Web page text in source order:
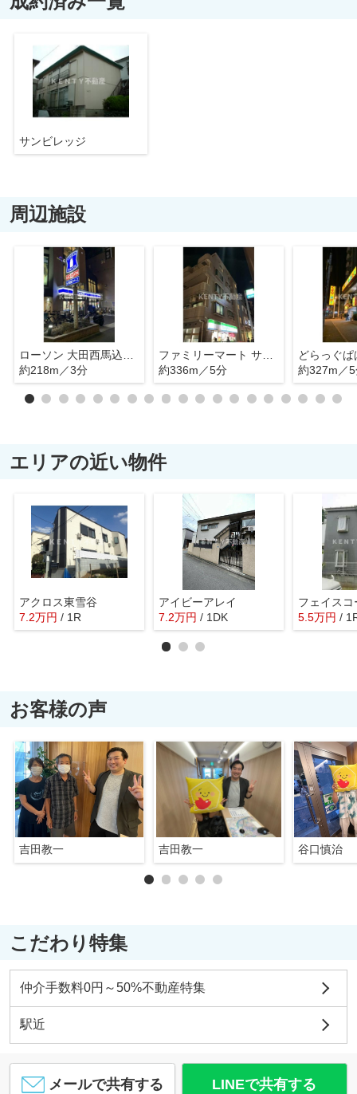
サンビレッジ
周辺施設
約218m／3分
ファミリーマート サンズ西馬込二丁目店
約336m／5分
約327m／
エリアの近い物件
アクロス東雪谷
7.2万円 / 1R
アイビーアレイ
7.2万円 / 1DK
フェイスコ
5.5万円 /
お客様の声
吉田教一 吉田教一 谷口慎治
こだわり特集
仲介手数料0円～50%不動産特集
駅近
メールで共有する LINEで共有する